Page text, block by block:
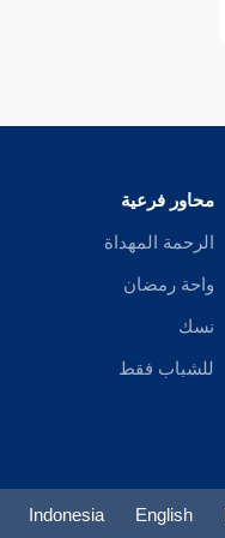
محاور فرعية
الرحمة المهداة
واحة رمضان
نسك
للشباب فقط
English
Indonesia